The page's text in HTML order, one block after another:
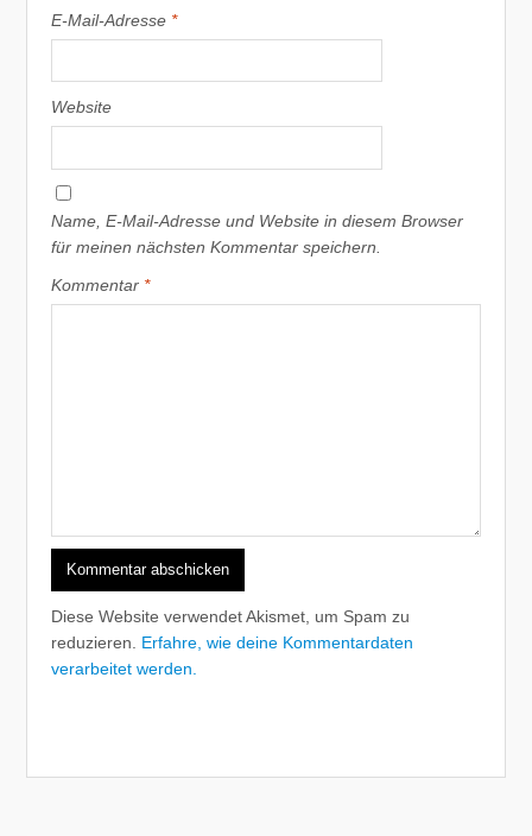
E-Mail-Adresse *
Website
Name, E-Mail-Adresse und Website in diesem Browser
für meinen nächsten Kommentar speichern.
Kommentar *
Diese Website verwendet Akismet, um Spam zu
reduzieren. Erfahre, wie deine Kommentardaten
verarbeitet werden.